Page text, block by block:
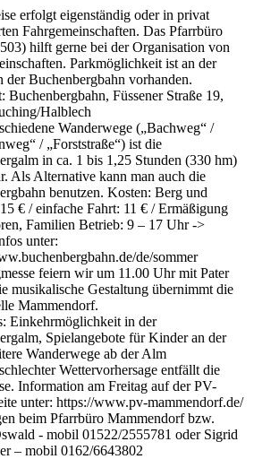
erfolgt eigenständig oder in privat
Fahrgemeinschaften. Das Pfarrbüro
hilft gerne bei der Organisation von
Parkmöglichkeit ist an der
der Buchenbergbahn vorhanden.
Buchenbergbahn, Füssener Straße 19,
Halblech
Wanderwege („Bachweg“ /
/ „Forststraße“) ist die
in ca. 1 bis 1,25 Stunden (330 hm)
Als Alternative kann man auch die
benutzen. Kosten: Berg und
€ / einfache Fahrt: 11 € / Ermäßigung
Familien Betrieb: 9 – 17 Uhr ->
unter:
de/sommer
feiern wir um 11.00 Uhr mit Pater
musikalische Gestaltung übernimmt die
Mammendorf.
Einkehrmöglichkeit in der
Spielangebote für Kinder an der
Wanderwege ab der Alm
Wettervorhersage entfällt die
Information am Freitag auf der PV-
unter: https://www.pv-mammendorf.de/
beim Pfarrbüro Mammendorf bzw.
- mobil 01522/2555781 oder Sigrid
– mobil 0162/6643802